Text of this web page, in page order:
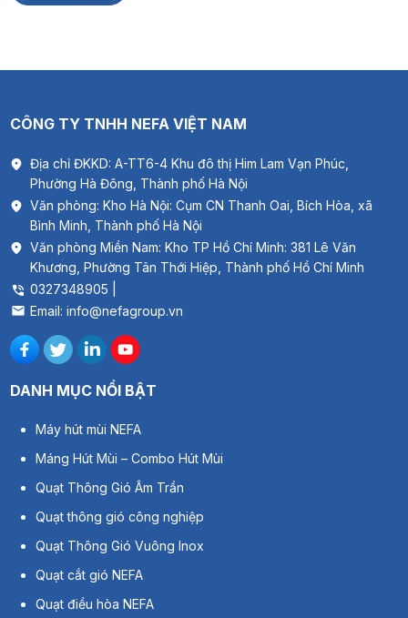
CÔNG TY TNHH NEFA VIỆT NAM
Địa chỉ ĐKKD: A-TT6-4 Khu đô thị Him Lam Vạn Phúc,
Phường Hà Đông, Thành phố Hà Nội
Văn phòng: Kho Hà Nội: Cụm CN Thanh Oai, Bích Hòa, xã
Bình Minh, Thành phố Hà Nội
Văn phòng Miền Nam: Kho TP Hồ Chí Minh: 381 Lê Văn
Khương, Phường Tân Thới Hiệp, Thành phố Hồ Chí Minh
0327348905 |
Email: info@nefagroup.vn
DANH MỤC NỔI BẬT
Máy hút mùi NEFA
Máng Hút Mùi – Combo Hút Mùi
Quạt Thông Gió Âm Trần
Quạt thông gió công nghiệp
Quạt Thông Gió Vuông Inox
Quạt cắt gió NEFA
Quạt điều hòa NEFA